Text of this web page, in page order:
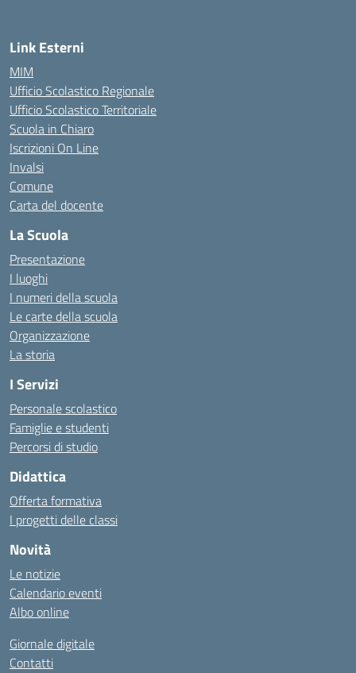
Link Esterni
MIM
Ufficio Scolastico Regionale
Ufficio Scolastico Territoriale
Scuola in Chiaro
Iscrizioni On Line
Invalsi
Comune
Carta del docente
La Scuola
Presentazione
I luoghi
I numeri della scuola
Le carte della scuola
Organizzazione
La storia
I Servizi
Personale scolastico
Famiglie e studenti
Percorsi di studio
Didattica
Offerta formativa
I progetti delle classi
Novità
Le notizie
Calendario eventi
Albo online
Giornale digitale
Contatti